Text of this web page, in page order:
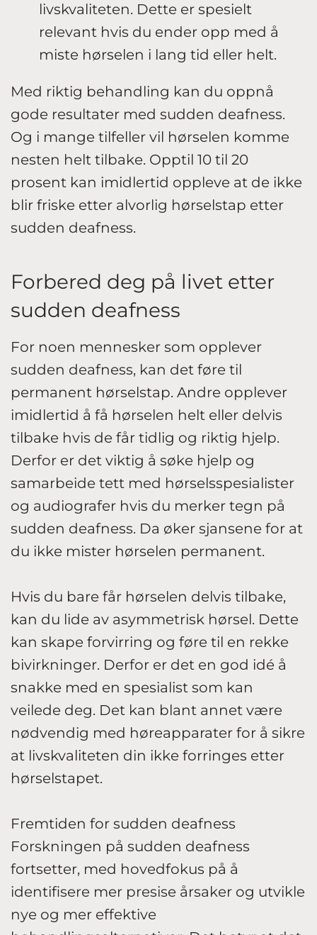
livskvaliteten. Dette er spesielt
relevant hvis du ender opp med å
miste hørselen i lang tid eller helt.
Med riktig behandling kan du oppnå
gode resultater med sudden deafness.
Og i mange tilfeller vil hørselen komme
nesten helt tilbake. Opptil 10 til 20
prosent kan imidlertid oppleve at de ikke
blir friske etter alvorlig hørselstap etter
sudden deafness.
Forbered deg på livet etter
sudden deafness
For noen mennesker som opplever
sudden deafness, kan det føre til
permanent hørselstap. Andre opplever
imidlertid å få hørselen helt eller delvis
tilbake hvis de får tidlig og riktig hjelp.
Derfor er det viktig å søke hjelp og
samarbeide tett med hørselsspesialister
og audiografer hvis du merker tegn på
sudden deafness. Da øker sjansene for at
du ikke mister hørselen permanent.
Hvis du bare får hørselen delvis tilbake,
kan du lide av asymmetrisk hørsel. Dette
kan skape forvirring og føre til en rekke
bivirkninger. Derfor er det en god idé å
snakke med en spesialist som kan
veilede deg. Det kan blant annet være
nødvendig med høreapparater for å sikre
at livskvaliteten din ikke forringes etter
hørselstapet.
Fremtiden for sudden deafness
Forskningen på sudden deafness
fortsetter, med hovedfokus på å
identifisere mer presise årsaker og utvikle
nye og mer effektive